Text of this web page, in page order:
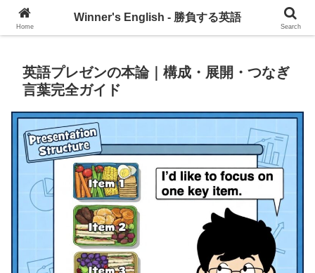
グローバル・コミュニケーションを習慣づけるブログ
英語プレゼンの本論｜構成・展開・つなぎ
言葉完全ガイド
Home
Winner's English - 勝負する英語
Search